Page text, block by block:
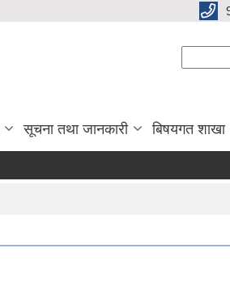
सूचना तथा जानकारी बिषयगत शाखा